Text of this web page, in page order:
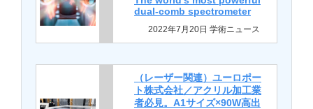
dual-comb spectrometer
2022年7月20日 学術ニュース
（レーザー関連）ユーロポー
ト株式会社／アクリル加工業
者必見。A1サイズ×90W高出